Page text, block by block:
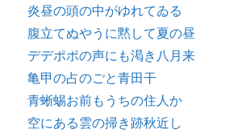
炎昼の頭の中がゆれてゐる
腹立てぬやうに黙して夏の昼
デデポポの声にも渇き八月来
亀甲の占のごと青田干
青蜥蜴お前もうちの住人か
空にある雲の掃き跡秋近し